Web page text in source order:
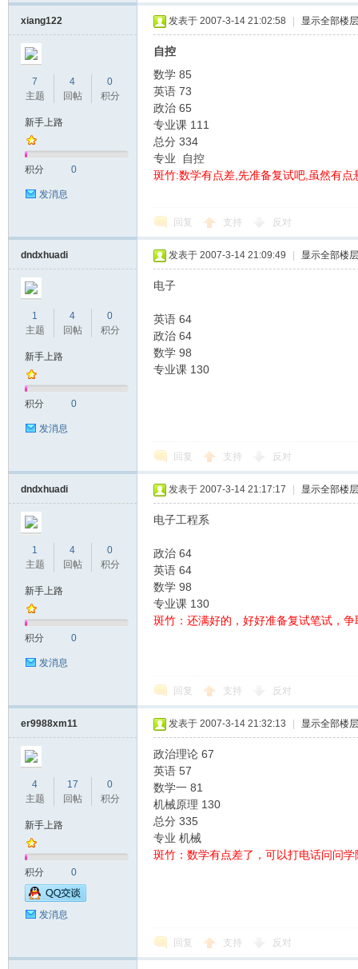
xiang122
7
主题
4
回帖
0
积分
新手上路
积分 0
发消息
发表于 2007-3-14 21:02:58 显示全部楼层
自控
数学 85
英语 73
政治 65
专业课 111
总分 334
专业 自控
斑竹:数学有点差,先准备复试吧,虽然有
回复 支持 反对
dndxhuadi
1
主题
4
回帖
0
积分
新手上路
积分 0
发消息
发表于 2007-3-14 21:09:49 显示全部楼层
电子
英语 64
政治 64
数学 98
专业课 130
回复 支持 反对
dndxhuadi
1
主题
4
回帖
0
积分
新手上路
积分 0
发消息
发表于 2007-3-14 21:17:17 显示全部楼层
电子工程系
政治 64
英语 64
数学 98
专业课 130
斑竹：还满好的，好好准备复试笔试，
回复 支持 反对
er9988xm11
4
主题
17
回帖
0
积分
新手上路
积分 0
发消息
发表于 2007-3-14 21:32:13 显示全部楼层
政治理论 67
英语 57
数学一 81
机械原理 130
总分 335
专业 机械
斑竹：数学有点差了，可以打电话问问
回复 支持 反对